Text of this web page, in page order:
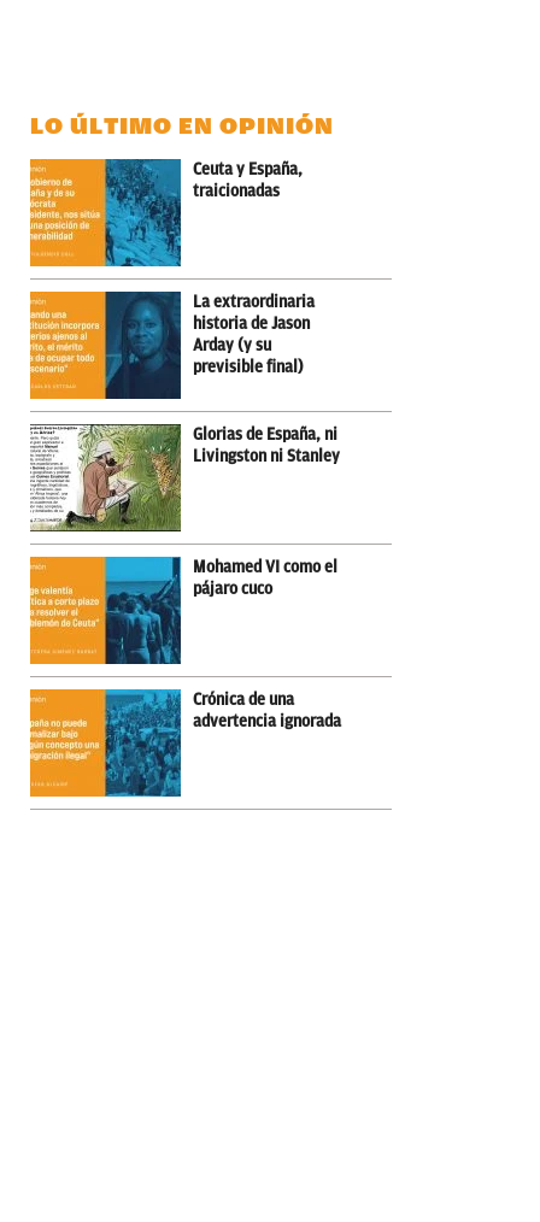
LO ÚLTIMO EN OPINIÓN
Ceuta y España,
traicionadas
La extraordinaria
historia de Jason
Arday (y su
previsible final)
Glorias de España, ni
Livingston ni Stanley
Mohamed VI como el
pájaro cuco
Crónica de una
advertencia ignorada